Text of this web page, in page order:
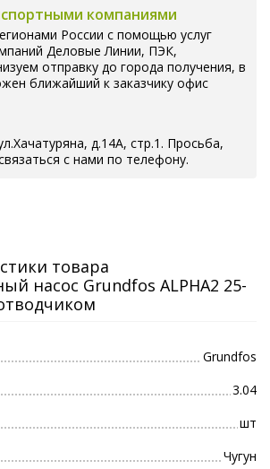
компаниями
России с помощью услуг
Деловые Линии, ПЭК,
отправку до города получения, в
ближайший к заказчику офис
д.14А, стр.1. Просьба,
с нами по телефону.
товара
насос Grundfos ALPHA2 25-
Grundfos
3.04
шт
Чугун